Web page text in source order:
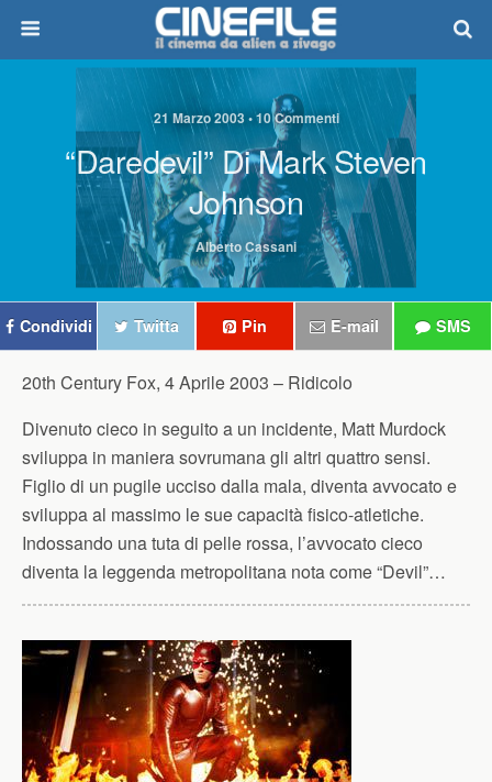
21 Marzo 2003 • 10 Commenti
“Daredevil” Di Mark Steven
Johnson
Alberto Cassani
Condividi Twitta Pin E-mail SMS
20th Century Fox, 4 Aprile 2003 – Ridicolo
Divenuto cieco in seguito a un incidente, Matt Murdock
sviluppa in maniera sovrumana gli altri quattro sensi.
Figlio di un pugile ucciso dalla mala, diventa avvocato e
sviluppa al massimo le sue capacità fisico-atletiche.
Indossando una tuta di pelle rossa, l’avvocato cieco
diventa la leggenda metropolitana nota come “Devil”…